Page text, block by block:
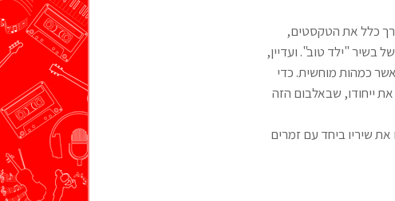
כלל את הטקסטים,
בשיר "ילד טוב". ועדיין,
כמהות מוחשית. כדי
ייחודו, שבאלבום הזה
שיריו ביחד עם זמרים